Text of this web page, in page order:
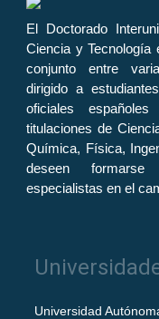
El Doctorado
Ciencia y Tecnología
conjunto entre
dirigido a
oficiales
titulaciones de
Química, Física,
deseen
especialistas en el
Universidad